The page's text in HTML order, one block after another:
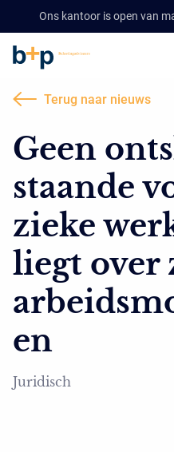
Ons kantoor is open van
Terug naar nieuws
Geen
staande
zieke
liegt over
en
Juridisch